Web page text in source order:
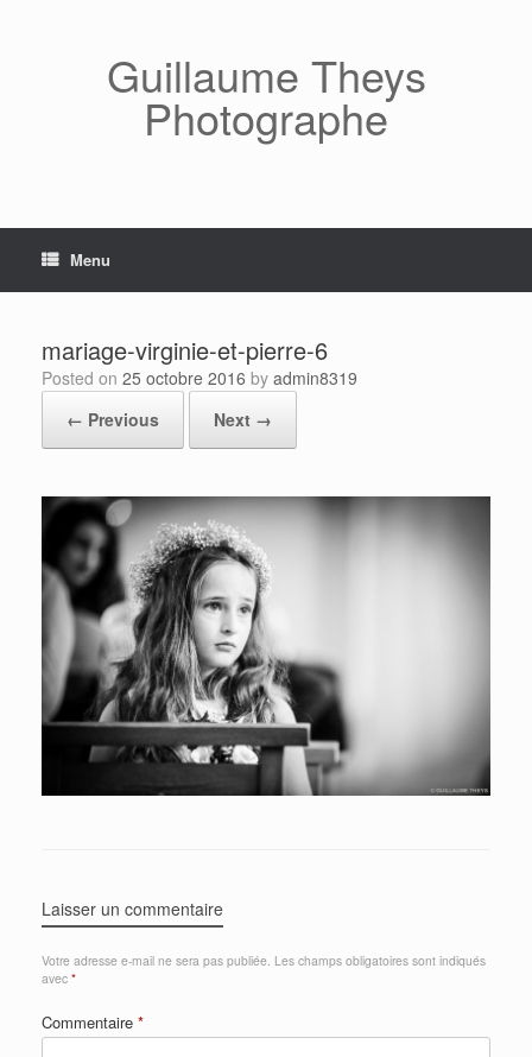
Guillaume Theys
Photographe
Menu
mariage-virginie-et-pierre-6
Posted on 25 octobre 2016 by admin8319
← Previous
Next →
Laisser un commentaire
Votre adresse e-mail ne sera pas publiée. Les champs obligatoires sont indiqués
avec *
Commentaire *